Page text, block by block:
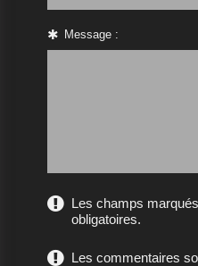
Message :
Les champs
obligatoires.
Les commentaires